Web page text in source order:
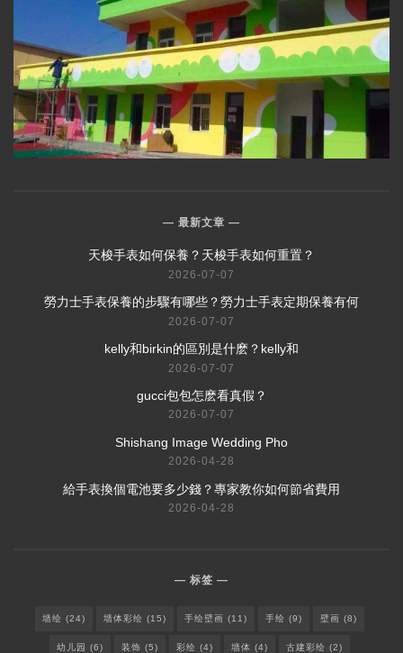
最新文章
​天梭手表如何保養？天梭手表如何重置？
2026-07-07
​勞力士手表保養的步驟有哪些？勞力士手表定期保養有何
2026-07-07
​kelly和birkin的區別是什麽？kelly和
2026-07-07
​gucci包包怎麽看真假？
2026-07-07
Shishang Image Wedding Pho
2026-04-28
給手表換個電池要多少錢？專家教你如何節省費用
2026-04-28
标签
墙绘 (24) 墙体彩绘 (15) 手绘壁画 (11) 手绘 (9) 壁画 (8)
幼儿园 (6) 装饰 (5) 彩绘 (4) 墙体 (4) 古建彩绘 (2)